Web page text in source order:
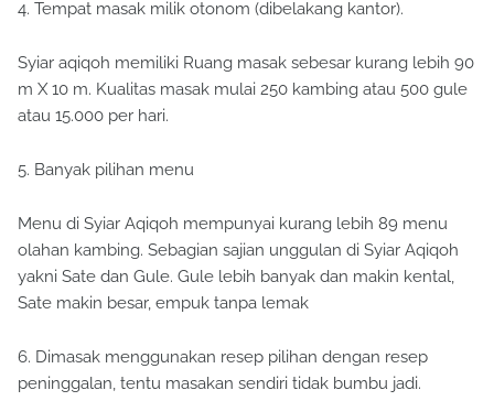
4. Tempat masak milik otonom (dibelakang kantor).
Syiar aqiqoh memiliki Ruang masak sebesar kurang lebih 90
m X 10 m. Kualitas masak mulai 250 kambing atau 500 gule
atau 15.000 per hari.
5. Banyak pilihan menu
Menu di Syiar Aqiqoh mempunyai kurang lebih 89 menu
olahan kambing. Sebagian sajian unggulan di Syiar Aqiqoh
yakni Sate dan Gule. Gule lebih banyak dan makin kental,
Sate makin besar, empuk tanpa lemak
6. Dimasak menggunakan resep pilihan dengan resep
peninggalan, tentu masakan sendiri tidak bumbu jadi.